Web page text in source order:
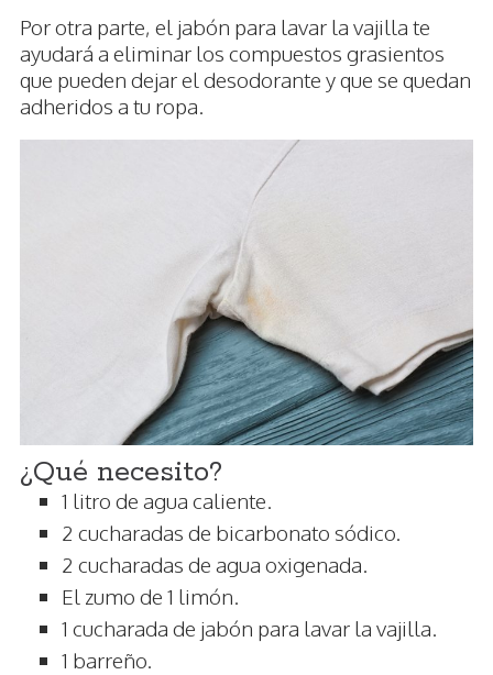
Por otra parte, el jabón para lavar la vajilla te
ayudará a eliminar los compuestos grasientos
que pueden dejar el desodorante y que se quedan
adheridos a tu ropa.
¿Qué necesito?
1 litro de agua caliente.
2 cucharadas de bicarbonato sódico.
2 cucharadas de agua oxigenada.
El zumo de 1 limón.
1 cucharada de jabón para lavar la vajilla.
1 barreño.